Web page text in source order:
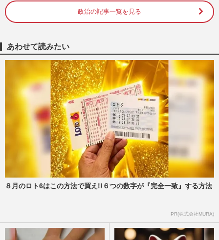
週刊女性PRIME 2026/8/7
受賞！副賞に「包丁10本」を選んだ背景
と、刃に刻まれた“高市早苗…
週刊女性PRIME 2026/8/6
高市早苗首相、消費税減税・物価高対策を
後回しで支持率急落、V字回復への目玉人
事は国民民主・玉木雄一郎…
週刊女性2026年8月18日・25日号
高市早苗首相が熊本地震を自衛隊のヘリで
視察、上空での合掌姿に蓮舫議員が噛みつ
いた「止める人はいなかっ…
週刊女性PRIME 2026/8/5
「消費税減税の公約」進める高市早苗首相
に93%が賛成〉アンケー…
政治の記事一覧を見る
あわせて読みたい
８月のロト6はこの方法で買え!!６つの数字が『完全一致』する方法
PR(株式会社MURA)